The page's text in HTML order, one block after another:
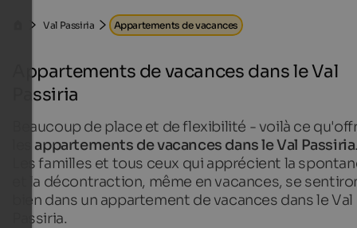
Val Passiria Appartements de vacances
Appartements de vacances dans le Val
Passiria
Beaucoup de place et de flexibilité - voilà ce
appartements de vacances dans le Val Passiria
Les familles et tous ceux qui apprécient la
et la décontraction, même en vacances, se
bien dans un appartement de vacances dans le Val
Passiria.